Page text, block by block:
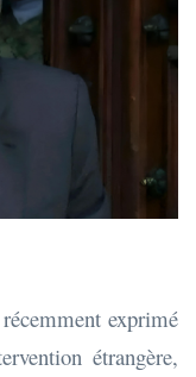
exprimé
étrangère,